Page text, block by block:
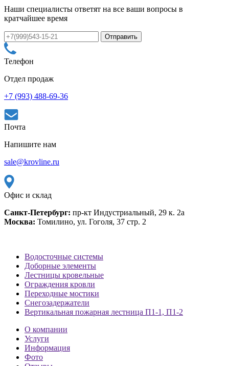
Наши специалисты ответят на все ваши вопросы в
кратчайшее время
Телефон
Отдел продаж
+7 (993) 488-69-36
Почта
Напишите нам
sale@krovline.ru
Офис и склад
Санкт-Петербург: пр-кт Индустриальный, 29 к. 2а
Москва: Томилино, ул. Гоголя, 37 стр. 2
Водосточные системы
Доборные элементы
Лестницы кровельные
Ограждения кровли
Переходные мостики
Снегозадержатели
Вертикальная пожарная лестница П1-1, П1-2
О компании
Услуги
Информация
Фото